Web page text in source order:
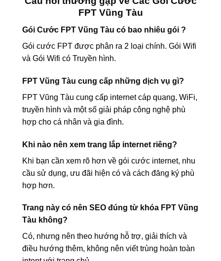
FPT Vũng Tàu
Gói Cước FPT Vũng Tàu có bao nhiêu gói ?
Gói cước FPT được phân ra 2 loại chính. Gói Wifi
và Gói Wifi có Truyền hình.
FPT Vũng Tàu cung cấp những dịch vụ gì?
FPT Vũng Tàu cung cấp internet cáp quang, WiFi,
truyền hình và một số giải pháp công nghệ phù
hợp cho cá nhân và gia đình.
Khi nào nên xem trang lắp internet riêng?
Khi bạn cần xem rõ hơn về gói cước internet, nhu
cầu sử dụng, ưu đãi hiện có và cách đăng ký phù
hợp hơn.
Trang này có nên SEO đúng từ khóa FPT Vũng
Tàu không?
Có, nhưng nên theo hướng hỗ trợ, giải thích và
điều hướng thêm, không nên viết trùng hoàn toàn